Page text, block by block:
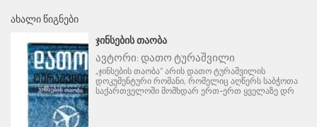
ᲐᲮᲐᲚᲘ ᲬᲘᲒᲜᲔᲑᲘ
ᲯᲘᲜᲡᲔᲑᲘᲡ ᲗᲐᲝᲑᲐ
ავტორი: დათო ტურაშვილი
„ჯინსების თაობა“ არის დათო ტურაშვილის
დოკუმენტური რომანი, რომელიც აღწერს საბჭოთა
საქართველოში მომხდარ ერთ-ერთ ყველაზე დრ